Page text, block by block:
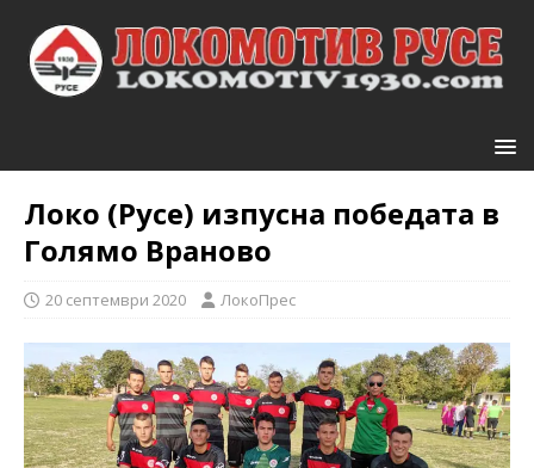
Локо (Русе) изпусна победата в
Голямо Враново
20 септември 2020 ЛокоПрес